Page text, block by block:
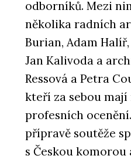
PRODUKTY
Křeslo Flexi
Seating
odborníků. Mezi
několika radních
Burian, Adam
Jan Kalivoda a
Ressová a Petra
kteří za sebou mají
profesních
přípravě soutěže
s Českou